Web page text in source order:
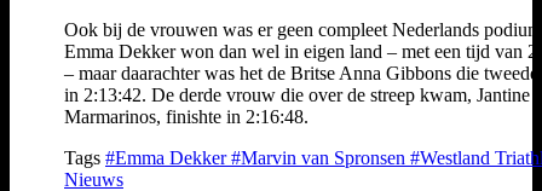
Ook bij de vrouwen was er geen compleet Nederlands
Emma Dekker won dan wel in eigen land – met een tijd van
– maar daarachter was het de Britse Anna Gibbons die
in 2:13:42. De derde vrouw die over de streep kwam, Jantine
Marmarinos, finishte in 2:16:48.
Tags #Emma Dekker#Marvin van Spronsen #Westland
Nieuws